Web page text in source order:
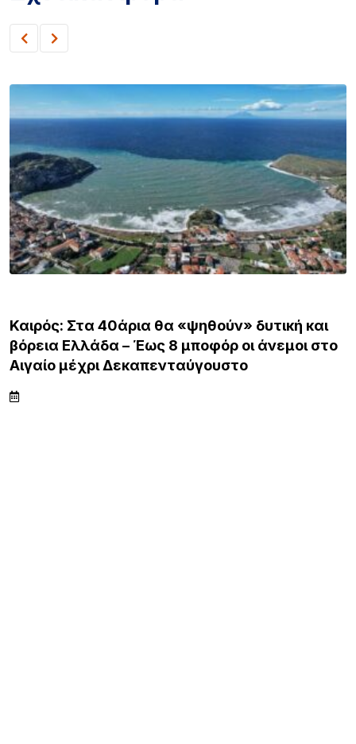
Καιρός: Στα 40άρια θα «ψηθούν» δυτική και
βόρεια Ελλάδα – Έως 8 μποφόρ οι άνεμοι στο
Αιγαίο μέχρι Δεκαπενταύγουστο